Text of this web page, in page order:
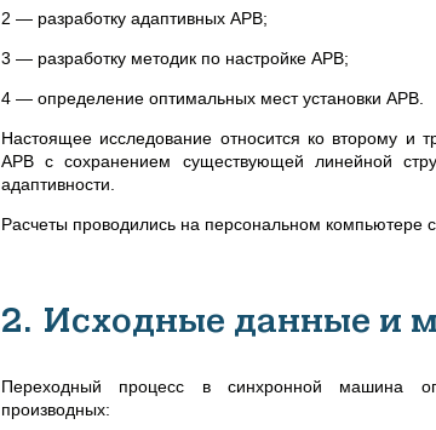
2 — разработку адаптивных АРВ;
3 — разработку методик по настройке АРВ;
4 — определение оптимальных мест установки АРВ.
Настоящее исследование относится ко второму и
АРВ с сохранением существующей линейной
адаптивности.
Расчеты проводились на персональном компьютере
2. Исходные данные и
Переходный процесс в синхронной машина
производных: